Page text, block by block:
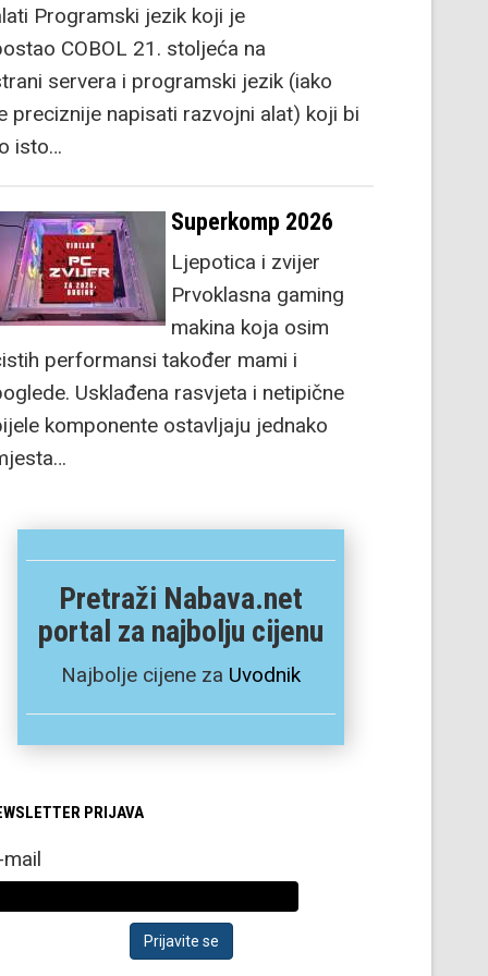
Programski jezik koji je
COBOL 21. stoljeća na
servera i programski jezik (iako
preciznije napisati razvojni alat) koji bi
isto…
Superkomp 2026
Ljepotica i zvijer
Prvoklasna gaming
makina koja osim
performansi također mami i
Usklađena rasvjeta i netipične
komponente ostavljaju jednako
Pretraži Nabava.net
portal za najbolju cijenu
Najbolje cijene za Uvodnik
PRIJAVA